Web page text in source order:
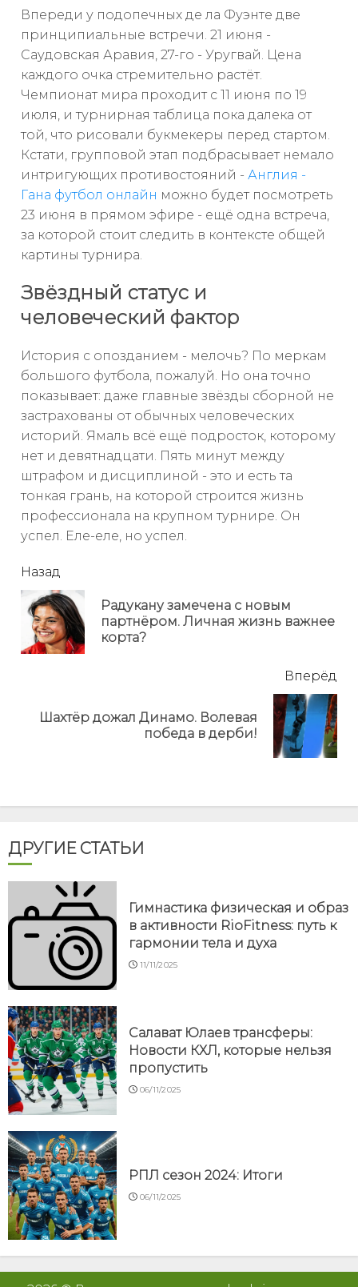
Впереди у подопечных де ла Фуэнте две
принципиальные встречи. 21 июня -
Саудовская Аравия, 27-го - Уругвай. Цена
каждого очка стремительно растёт.
Чемпионат мира проходит с 11 июня по 19
июля, и турнирная таблица пока далека от
той, что рисовали букмекеры перед стартом.
Кстати, групповой этап подбрасывает немало
интригующих противостояний - Англия -
Гана футбол онлайн можно будет посмотреть
23 июня в прямом эфире - ещё одна встреча,
за которой стоит следить в контексте общей
картины турнира.
Звёздный статус и
человеческий фактор
История с опозданием - мелочь? По меркам
большого футбола, пожалуй. Но она точно
показывает: даже главные звёзды сборной не
застрахованы от обычных человеческих
историй. Ямаль всё ещё подросток, которому
нет и девятнадцати. Пять минут между
штрафом и дисциплиной - это и есть та
тонкая грань, на которой строится жизнь
профессионала на крупном турнире. Он
успел. Еле-еле, но успел.
читать
еще
Назад
Радукану замечена с новым
партнёром. Личная жизнь важнее
корта?
Вперёд
NextШахтёр дожал Динамо. Волевая
победа в дерби!
ДРУГИЕ СТАТЬИ
Гимнастика физическая и образ
в активности RioFitness: путь к
гармонии тела и духа
11/11/2025
Салават Юлаев трансферы:
Новости КХЛ, которые нельзя
пропустить
06/11/2025
РПЛ сезон 2024: Итоги
06/11/2025